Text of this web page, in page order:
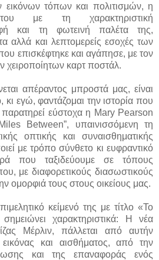
εικόνων τόπων και πολιτισμών, η
με τη χαρακτηριστική
και τη φωτεινή παλέτα της,
αλλά και λεπτομερείς εσοχές των
επισκέφτηκε και αγάπησε, με τον
καρτ ποστάλ.
απέραντος μπροστά μας, είναι
κι εγώ, φαντάζομαι την ιστορία που
εύστοχα η Mary Pearson
Between”, υπαινισσόμενη τη
οπτικής και συναισθηματικής
με τρόπο σύνθετο κι ευφραντικό
που ταξιδεύουμε σε τόπους
με διαφορετικούς διασωστικούς
ομορφιά τους στους οικείους μας.
κείμενό της με τίτλο «Το
χαρακτηριστικά: Η νέα
Μέρλιν, πάλλεται από αυτήν
και αισθήματος, από την
και της επαναφοράς ενός